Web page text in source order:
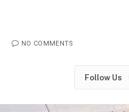
NO COMMENTS
Follow Us